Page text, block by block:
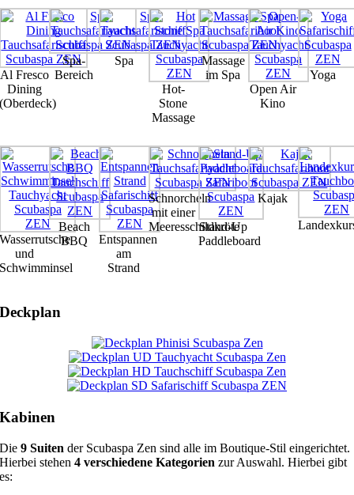
Al Fresco
Dining
(Oberdeck)
Spa-
Bereich
Spa
Hot-
Stone
Massage
Massage
im Spa
Open Air
Kino
Yoga
Wasserrutsche
und
Schwimminsel
Beach
BBQ
Entspannen
am
Strand
Schnorcheln
mit einer
Meeresschildkröte
Stand-Up
Paddleboard
Kajak
Deckplan
Kabinen
Die9 Suiten der Scubaspa Zen sind alle im Boutique-Stil eingerichtet.
Hierbei stehen4 verschiedene Kategorien zur Auswahl. Hierbei gibt
es: